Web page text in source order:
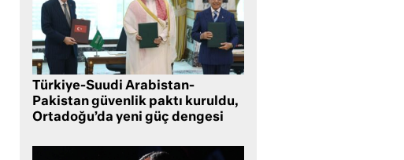
Türkiye-Suudi Arabistan-
Pakistan güvenlik paktı kuruldu,
Ortadoğu’da yeni güç dengesi